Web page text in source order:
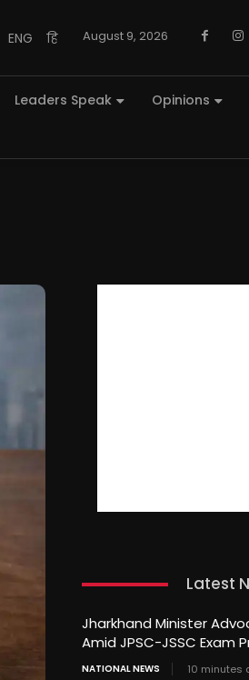
ENG हि August 9, 2026
Leaders Speak Opinions
Latest
Jharkhand Minister
Amid JPSC-JSSC Exam
NATIONAL NEWS 10 minutes